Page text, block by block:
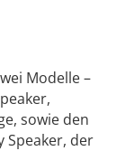
Modelle –
sowie den
Speaker, der